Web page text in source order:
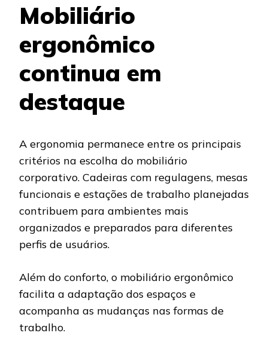
Mobiliário
ergonômico
continua em
destaque
A ergonomia permanece entre os principais
critérios na escolha do mobiliário
corporativo. Cadeiras com regulagens, mesas
funcionais e estações de trabalho planejadas
contribuem para ambientes mais
organizados e preparados para diferentes
perfis de usuários.
Além do conforto, o mobiliário ergonômico
facilita a adaptação dos espaços e
acompanha as mudanças nas formas de
trabalho.